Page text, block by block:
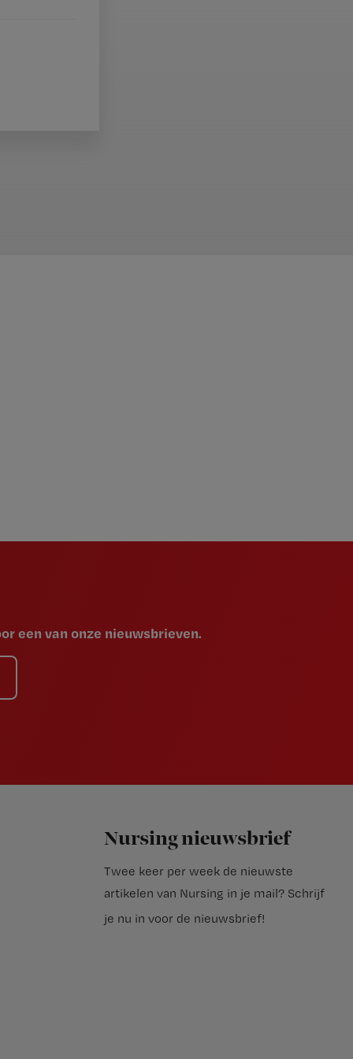
een van onze nieuwsbrieven.
Nursing nieuwsbrief
Twee keer per week de nieuwste
artikelen van Nursing in je mail? Schrijf
je nu in voor de nieuwsbrief!